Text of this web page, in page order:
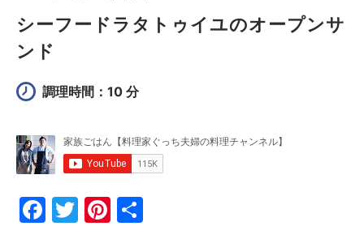
シーフードラタトゥイユのオープンサ
ンド
調理時間：10 分
F
T
Pi